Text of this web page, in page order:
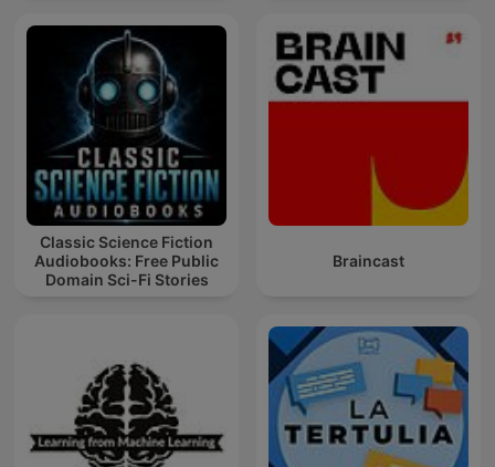
Classic Science Fiction
Audiobooks: Free Public
Domain Sci-Fi Stories
Braincast